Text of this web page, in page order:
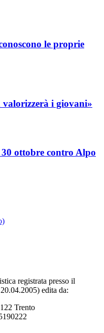
le proprie
i giovani»
ottobre contro Alpo
registrata presso il
edita da:
Trento